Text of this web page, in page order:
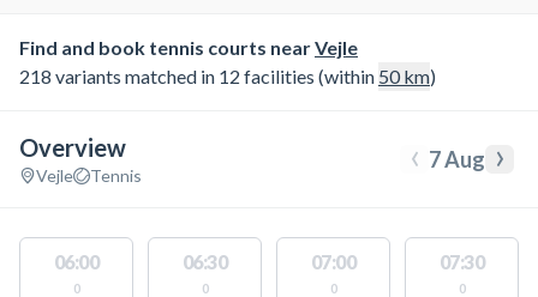
Find and book tennis courts nearVejle
218 variants matched in 12 facilities (within 50km)
Overview
Vejle Tennis ‹ 7 Aug ›
06:00
0
06:30
0
07:00
0
07:30
0